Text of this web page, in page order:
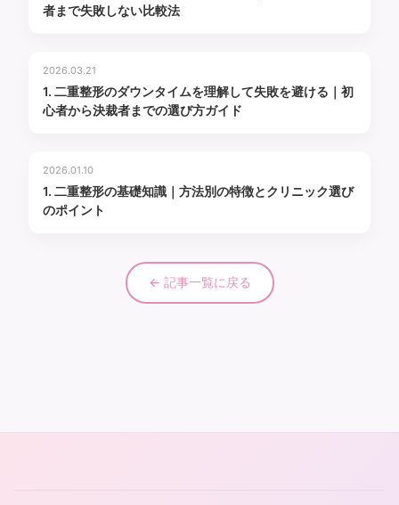
者まで失敗しない比較法
2026.03.21
1. 二重整形のダウンタイムを理解して失敗を避ける｜初
心者から決裁者までの選び方ガイド
2026.01.10
1. 二重整形の基礎知識｜方法別の特徴とクリニック選び
のポイント
← 記事一覧に戻る